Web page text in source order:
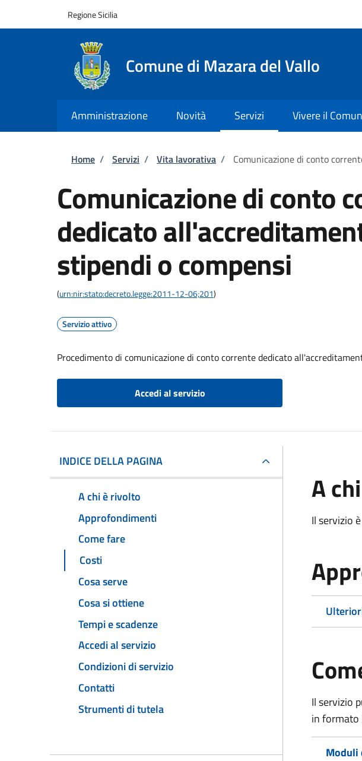
Regione Sicilia
Comune di Mazara del Vallo
Amministrazione Novità Servizi Vivere il
Briciole di pane
Home / Servizi / Vita lavorativa / Comunicazione di conto
Comunicazione di conto
dedicato
stipendi o compensi
(urn:nir:stato:decreto.legge:2011-12-06;201)
Servizio attivo
Procedimento di comunicazione di conto corrente dedicato
Accedi al servizio
INDICE DELLA PAGINA
A chi è rivolto
Approfondimenti
Come fare
Costi
Cosa serve
Cosa si ottiene
Tempi e scadenze
Accedi al servizio
Condizioni di servizio
Contatti
Strumenti di tutela
A
Il servizio
Il servizio
in formato
Moduli